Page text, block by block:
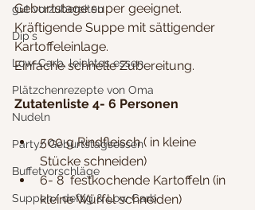
gut vorzubereiten
Dip´s
Low-Carb, leichtes essen
Plätzchenrezepte von Oma
Nudeln
Party/ Geburtstagsessen
Buffetvorschläge
Suppen/ deftig & Low Carb
Geburtstage super geeignet.
Kräftigende Suppe mit sättigender
Kartoffeleinlage.
Einfache schnelle Zubereitung.
Zutatenliste 4- 6 Personen
500 g Rindfleisch ( in kleine
Stücke schneiden)
6- 8  festkochende Kartoffeln (in
kleine Würfel schneiden)